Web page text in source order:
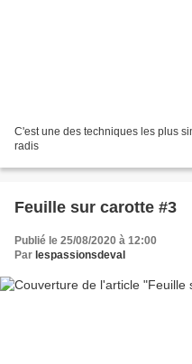
C'est une des techniques les plus
radis
Feuille sur carotte #3
Publié le 25/08/2020 à 12:00
Par lespassionsdeval